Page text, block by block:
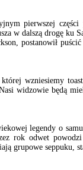
pierwszej
w dalszą drogę ku
postanowił
wzniesiemy
widzowie będą
legendy o
rok odwet
grupowe